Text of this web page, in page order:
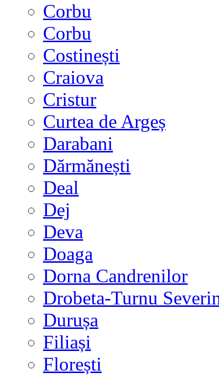
Corbu
Corbu
Costinești
Craiova
Cristur
Curtea de Argeș
Darabani
Dărmănești
Deal
Dej
Deva
Doaga
Dorna Candrenilor
Drobeta-Turnu
Durușa
Filiași
Florești